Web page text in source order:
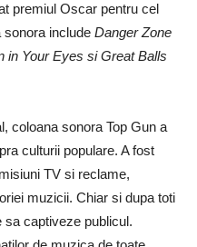
premiul Oscar pentru cel
sonora include Danger Zone
in Your Eyes siGreat Balls
coloana sonora Top Gun a
culturii populare. A fost
TV si reclame,
muzicii. Chiar si dupa toti
captiveze publicul.